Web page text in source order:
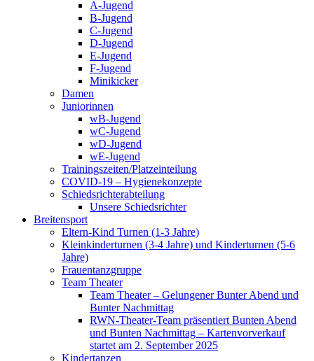
A-Jugend
B-Jugend
C-Jugend
D-Jugend
E-Jugend
F-Jugend
Minikicker
Damen
Juniorinnen
wB-Jugend
wC-Jugend
wD-Jugend
wE-Jugend
Trainingszeiten/Platzeinteilung
COVID-19 – Hygienekonzepte
Schiedsrichterabteilung
Unsere Schiedsrichter
Breitensport
Eltern-Kind Turnen (1-3 Jahre)
Kleinkinderturnen (3-4 Jahre) und Kinderturnen (5-6
Jahre)
Frauentanzgruppe
Team Theater
Team Theater – Gelungener Bunter Abend und
Bunter Nachmittag
RWN-Theater-Team präsentiert Bunten Abend
und Bunten Nachmittag – Kartenvorverkauf
startet am 2. September 2025
Kindertanzen